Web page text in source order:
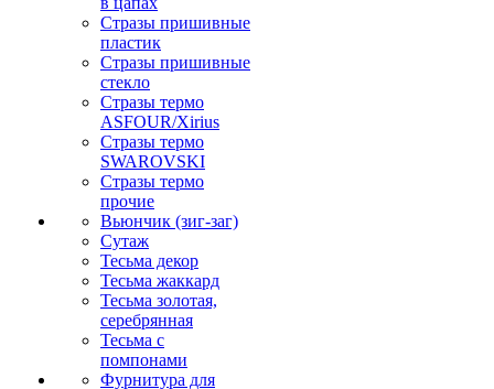
Стразы пришивные
пластик
Стразы пришивные
стекло
Стразы термо
ASFOUR/Xirius
Стразы термо
SWAROVSKI
Стразы термо
прочие
Вьюнчик (зиг-заг)
Сутаж
Тесьма декор
Тесьма жаккард
Тесьма золотая,
серебрянная
Тесьма с
помпонами
Фурнитура для